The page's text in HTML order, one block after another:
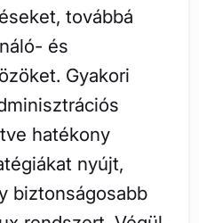
továbbá
és
Gyakori
hatékony
nyújt,
biztonságosabb